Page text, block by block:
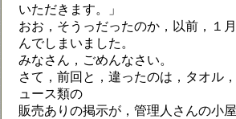
いただきます。」
おお，そうっだったのか，以前，１
んでしまいました。
みなさん，ごめんなさい。
さて，前回と，違ったのは，タオル
ュース類の
販売ありの掲示が，管理人さんの小